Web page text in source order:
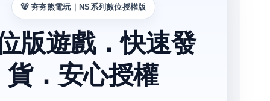
🐻 夯夯熊電玩｜NS系列數位授權版
版遊戲．快速發
貨．安心授權